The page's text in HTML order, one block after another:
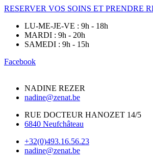
RESERVER VOS SOINS ET PRENDRE
LU-ME-JE-VE : 9h - 18h
MARDI : 9h - 20h
SAMEDI : 9h - 15h
Facebook
NADINE REZER
nadine@zenat.be
RUE DOCTEUR HANOZET 14/5
6840 Neufchâteau
+32(0)493.16.56.23
nadine@zenat.be